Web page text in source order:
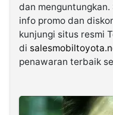
dan
info promo dan
kunjungi situs resmi
di
penawaran terbaik